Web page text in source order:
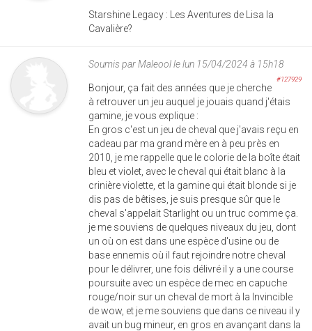
Starshine Legacy : Les Aventures de Lisa la
Cavalière?
Soumis parMaleoolle lun 15/04/2024 à 15h18
#127929
Bonjour, ça fait des années que je cherche
à retrouver un jeu auquel je jouais quand j'étais
gamine, je vous explique :
En gros c'est un jeu de cheval que j'avais reçu en
cadeau par ma grand mère en à peu près en
2010, je me rappelle que le colorie de la boîte était
bleu et violet, avec le cheval qui était blanc à la
crinière violette, et la gamine qui était blonde si je
dis pas de bêtises, je suis presque sûr que le
cheval s'appelait Starlight ou un truc comme ça.
je me souviens de quelques niveaux du jeu, dont
un où on est dans une espèce d'usine ou de
base ennemis où il faut rejoindre notre cheval
pour le délivrer, une fois délivré il y a une course
poursuite avec un espèce de mec en capuche
rouge/noir sur un cheval de mort à la Invincible
de wow, et je me souviens que dans ce niveau il y
avait un bug mineur, en gros en avançant dans la